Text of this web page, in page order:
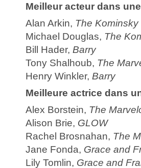
Meilleur acteur dans
Alan Arkin, The
Michael Douglas, The
Bill Hader, Barry
Tony Shalhoub, The
Henry Winkler, Barry
Meilleure actrice dans
Alex Borstein, The
Alison Brie, GLOW
Rachel Brosnahan, The
Jane Fonda, Grace and
Lily Tomlin, Grace and